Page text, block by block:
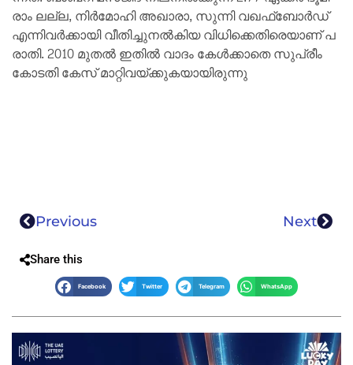
രാം ​ല​ല്ല, നി​ർ​മോ​ഹി അ​ഖാ​രാ, സു​ന്നി വ​ഖ​ഫ്ബോ​ർ​ഡ്
എ​ന്നി​വ​ർ​ക്കാ​യി വീ​തി​ച്ചു​ന​ൽ​കി​യ വി​ധി​ക്കെ​തി​രെ​യാ​ണ് പ​
രാ​തി. 2010 മു​ത​ൽ ഇ​തി​ൽ വാ​ദം കേ​ൾ​ക്കാ​തെ സു​പ്രീം
കോ​ട​തി കേ​സ് മാ​റ്റി​വ​യ്ക്കു​ക​യാ​യി​രു​ന്നു
Previous Next
Share this
Facebook Twitter Telegram WhatsApp